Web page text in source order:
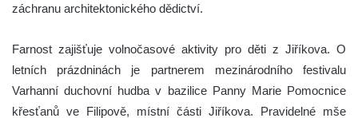
záchranu architektonického dědictví.
Farnost zajišťuje volnočasové aktivity pro děti z Jiříkova. O
letních prázdninách je partnerem mezinárodního festivalu
Varhanní duchovní hudba v bazilice Panny Marie Pomocnice
křesťanů ve Filipově, místní části Jiříkova. Pravidelné mše